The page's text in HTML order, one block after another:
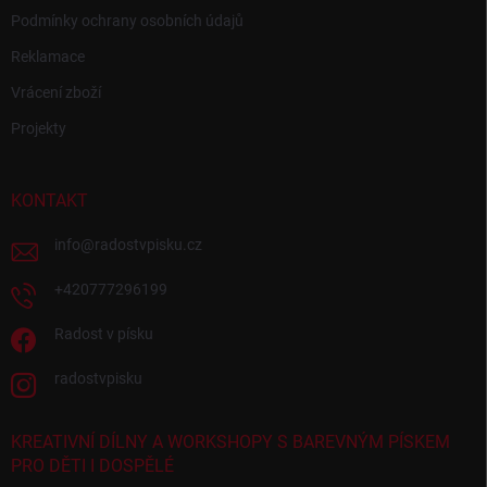
Podmínky ochrany osobních údajů
Reklamace
Vrácení zboží
Projekty
KONTAKT
info@radostvpisku.cz
+420777296199
Radost v písku
radostvpisku
KREATIVNÍ DÍLNY A WORKSHOPY S BAREVNÝM PÍSKEM
PRO DĚTI I DOSPĚLÉ